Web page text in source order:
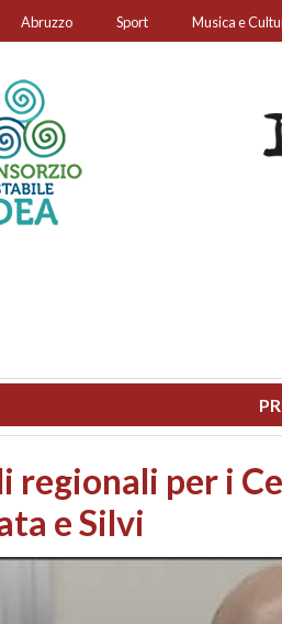
Abruzzo Sport Musica e
contestati